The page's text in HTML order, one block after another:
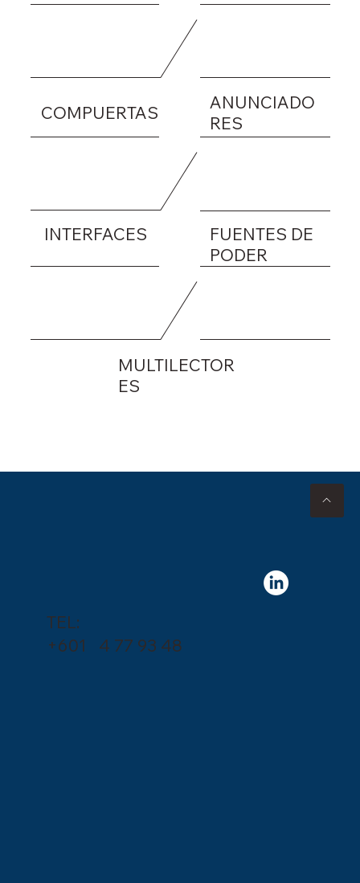
COMPUERTAS
ANUNCIADO
RES
INTERFACES
FUENTES DE
PODER
MULTILECTOR
ES
TEL:
+601 4 77 93 48